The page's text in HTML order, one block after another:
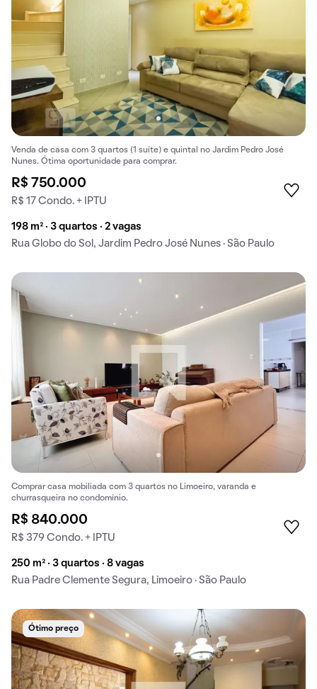
Venda de casa com 3 quartos (1 suíte) e quintal no Jardim Pedro José
Nunes. Ótima oportunidade para comprar.
R$ 750.000
R$ 17 Condo. + IPTU
198 m² · 3 quartos · 2 vagas
Rua Globo do Sol, Jardim Pedro José Nunes · São Paulo
Comprar casa mobiliada com 3 quartos no Limoeiro, varanda e
churrasqueira no condomínio.
R$ 840.000
R$ 379 Condo. + IPTU
250 m² · 3 quartos · 8 vagas
Rua Padre Clemente Segura, Limoeiro · São Paulo
Ótimo preço